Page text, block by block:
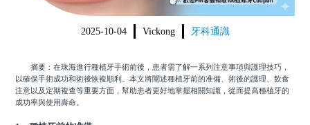
根管收費
美學收費
箍牙收費
門診時間
2025-10-04 Vickong 牙科通識
摘要：在珠海進行種植牙手術前後，患者需了解一系列注意事項與護理技巧，
以確保手術成功和術後恢複順利。本文將闡述種植牙前的准備、術後的護理、飲食
注意以及定期複查等重要方面，幫助患者更好地掌握相關知識，從而提高種植牙的
成功率與使用壽命。